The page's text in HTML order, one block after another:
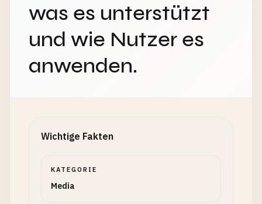
was es unterstützt
und wie Nutzer es
anwenden.
Wichtige Fakten
KATEGORIE
Media